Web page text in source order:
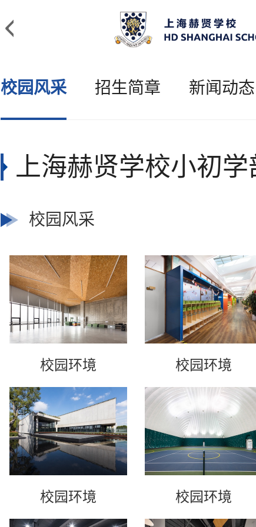

校园风采 招生简章 新闻动态
上海赫贤学校小初
校园风采
校园环境 校园环境
校园环境 校园环境